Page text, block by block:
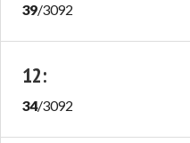
39/3092
12:
34/3092